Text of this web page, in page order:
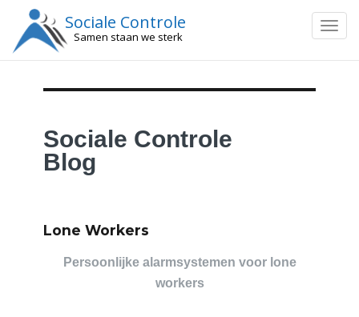
Sociale Controle
Samen staan we sterk
Sociale Controle
Blog
Lone Workers
Persoonlijke alarmsystemen voor lone
workers